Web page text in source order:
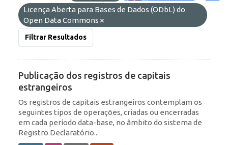
Licença Aberta para Bases de Dados (ODbL) do
Open Data Commons
Filtrar Resultados
Publicação dos registros de capitais
estrangeiros
Os registros de capitais estrangeiros contemplam os
seguintes tipos de operações, criadas ou encerradas
em cada período data-base, no âmbito do sistema de
Registro Declaratório...